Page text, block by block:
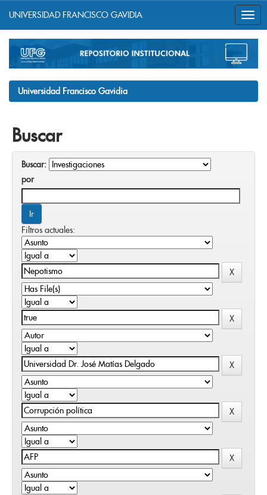
navigation
UNIVERSIDAD FRANCISCO GAVIDIA
Universidad Francisco Gavidia
Buscar
Buscar:
por
Filtros actuales: